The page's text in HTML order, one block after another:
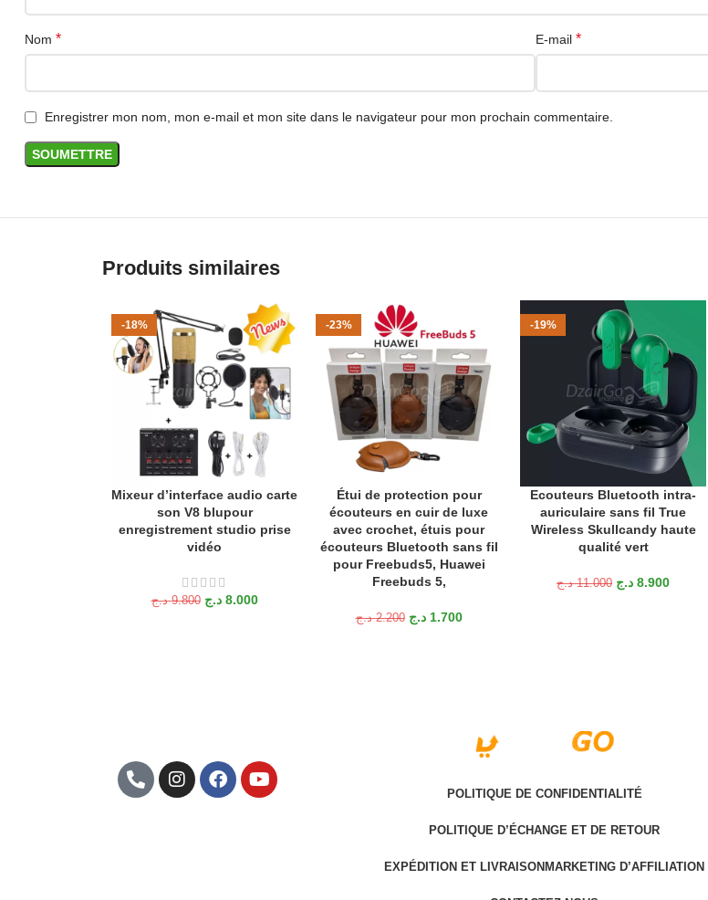
Nom * E-mail *
Enregistrer mon nom, mon e-mail et mon site dans le navigateur pour mon prochain commentaire.
Produits similaires
-18%
AJOUTER AU PANIER
Mixeur d’interface audio carte
son V8 blupour
enregistrement studio prise
vidéo
9.800 د.ج 8.000 د.ج
-23%
AJOUTER AU PANIER
Étui de protection pour
écouteurs en cuir de luxe
avec crochet, étuis pour
écouteurs Bluetooth sans fil
pour Freebuds5, Huawei
Freebuds 5,
2.200 د.ج 1.700 د.ج
-19%
AJOUTER AU PANIER
Ecouteurs Bluetooth intra-
auriculaire sans fil True
Wireless Skullcandy haute
qualité vert
11.000 د.ج 8.900 د.ج
POLITIQUE DE CONFIDENTIALITÉ
POLITIQUE D’ÉCHANGE ET DE RETOUR
EXPÉDITION ET LIVRAISON MARKETING D’AFFILIATION